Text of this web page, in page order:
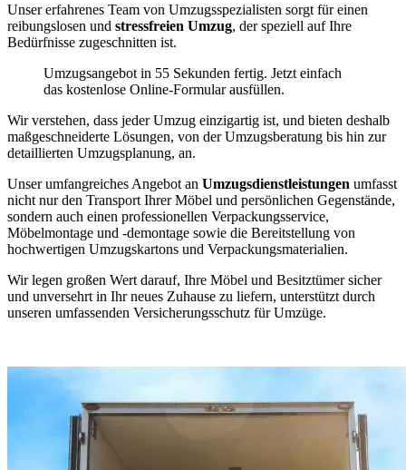
Unser erfahrenes Team von Umzugsspezialisten sorgt für einen
reibungslosen und stressfreien Umzug, der speziell auf Ihre
Bedürfnisse zugeschnitten ist.
Umzugsangebot in 55 Sekunden fertig. Jetzt einfach
das kostenlose Online-Formular ausfüllen.
Wir verstehen, dass jeder Umzug einzigartig ist, und bieten deshalb
maßgeschneiderte Lösungen, von der Umzugsberatung bis hin zur
detaillierten Umzugsplanung, an.
Unser umfangreiches Angebot an Umzugsdienstleistungen umfasst
nicht nur den Transport Ihrer Möbel und persönlichen Gegenstände,
sondern auch einen professionellen Verpackungsservice,
Möbelmontage und -demontage sowie die Bereitstellung von
hochwertigen Umzugskartons und Verpackungsmaterialien.
Wir legen großen Wert darauf, Ihre Möbel und Besitztümer sicher
und unversehrt in Ihr neues Zuhause zu liefern, unterstützt durch
unseren umfassenden Versicherungsschutz für Umzüge.